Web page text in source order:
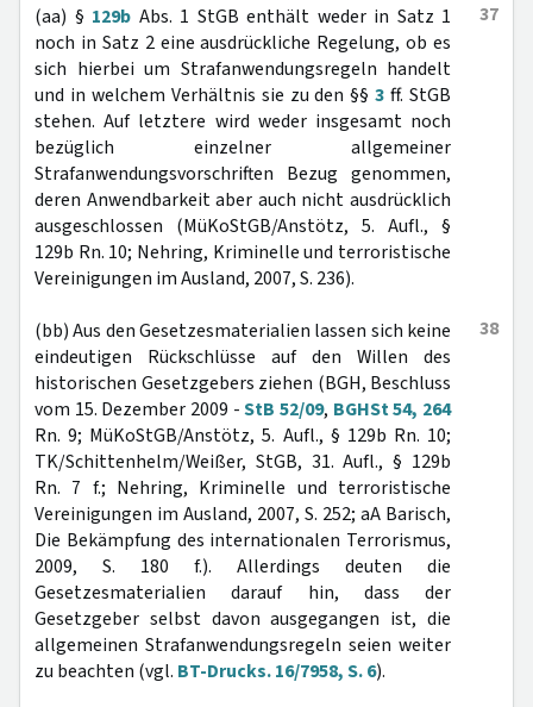
37
(aa) § 129b Abs. 1 StGB enthält weder in Satz 1
noch in Satz 2 eine ausdrückliche Regelung, ob es
sich hierbei um Strafanwendungsregeln handelt
und in welchem Verhältnis sie zu den §§3 ff. StGB
stehen. Auf letztere wird weder insgesamt noch
bezüglich einzelner allgemeiner
Strafanwendungsvorschriften Bezug genommen,
deren Anwendbarkeit aber auch nicht ausdrücklich
ausgeschlossen (MüKoStGB/Anstötz, 5. Aufl., §
129b Rn. 10; Nehring, Kriminelle und terroristische
Vereinigungen im Ausland, 2007, S. 236).
38
(bb) Aus den Gesetzesmaterialien lassen sich keine
eindeutigen Rückschlüsse auf den Willen des
historischen Gesetzgebers ziehen (BGH, Beschluss
vom 15. Dezember 2009 -StB 52/09, BGHSt 54, 264
Rn. 9; MüKoStGB/Anstötz, 5. Aufl., § 129b Rn. 10;
TK/Schittenhelm/Weißer, StGB, 31. Aufl., § 129b
Rn. 7 f.; Nehring, Kriminelle und terroristische
Vereinigungen im Ausland, 2007, S. 252; aA Barisch,
Die Bekämpfung des internationalen Terrorismus,
2009, S. 180 f.). Allerdings deuten die
Gesetzesmaterialien darauf hin, dass der
Gesetzgeber selbst davon ausgegangen ist, die
allgemeinen Strafanwendungsregeln seien weiter
zu beachten (vgl. BT-Drucks. 16/7958, S. 6).